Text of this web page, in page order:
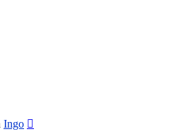
Ingo